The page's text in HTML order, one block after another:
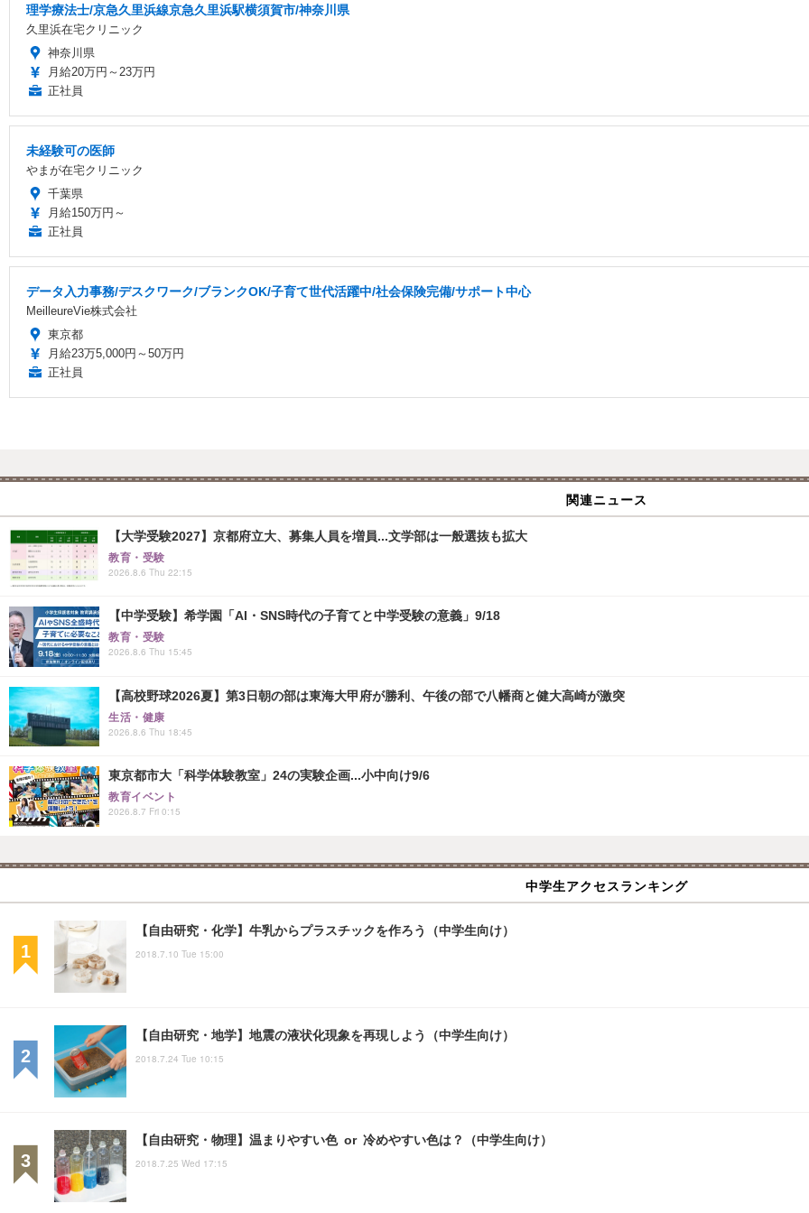
理学療法士/京急久里浜線京急久里浜駅横須賀市/神奈川県
久里浜在宅クリニック
神奈川県
月給20万円～23万円
正社員
未経験可の医師
やまが在宅クリニック
千葉県
月給150万円～
正社員
データ入力事務/デスクワーク/ブランクOK/子育て世代活躍中/社会保険完備/サポート中心
MeilleureVie株式会社
東京都
月給23万5,000円～50万円
正社員
関連ニュース
【大学受験2027】京都府立大、募集人員を増員...文学部は一般選抜も拡大
教育・受験
2026.8.6 Thu 22:15
【中学受験】希学園「AI・SNS時代の子育てと中学受験の意義」9/18
教育・受験
2026.8.6 Thu 15:45
【高校野球2026夏】第3日朝の部は東海大甲府が勝利、午後の部で八幡商と健大高崎が激突
生活・健康
2026.8.6 Thu 18:45
東京都市大「科学体験教室」24の実験企画...小中向け9/6
教育イベント
2026.8.7 Fri 0:15
中学生アクセスランキング
【自由研究・化学】牛乳からプラスチックを作ろう（中学生向け）
2018.7.10 Tue 15:00
【自由研究・地学】地震の液状化現象を再現しよう（中学生向け）
2018.7.24 Tue 10:15
【自由研究・物理】温まりやすい色 or 冷めやすい色は？（中学生向け）
2018.7.25 Wed 17:15